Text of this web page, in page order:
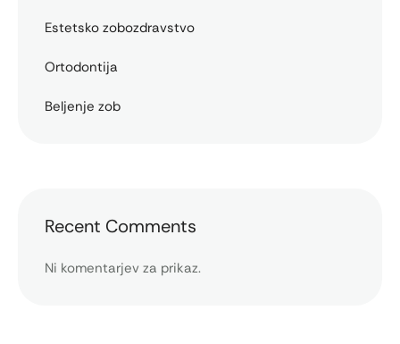
Estetsko zobozdravstvo
Ortodontija
Beljenje zob
Recent Comments
Ni komentarjev za prikaz.